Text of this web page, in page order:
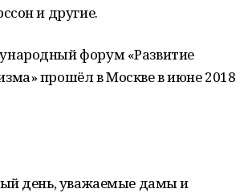
и другие.
форум «Развитие
прошёл в Москве в июне 2018
день, уважаемые дамы и